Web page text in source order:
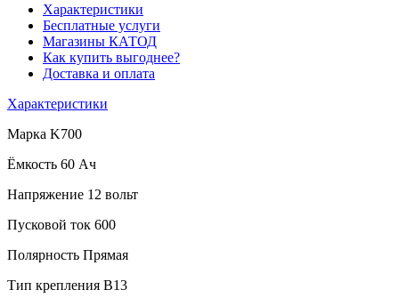
Характеристики
Бесплатные услуги
Магазины КАТОД
Как купить выгоднее?
Доставка и оплата
Характеристики
Марка K700
Ёмкость 60 Ач
Напряжение 12 вольт
Пусковой ток 600
Полярность Прямая
Тип крепления B13